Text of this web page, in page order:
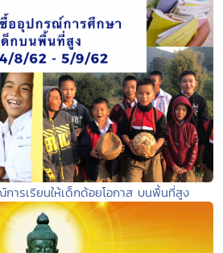
รเรียนให้เด็กด้อยโอกาส บนพื้นที่สูง